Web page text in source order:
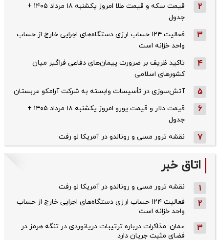
2
قیمت سکه و قیمت طلا امروز یکشنبه ۱۸ مرداد ۱۴۰۵ +
جدول
3
فعالیت ۱۲۴ حساب ارزی دستگاه‌های اجرایی خارج از حساب
واحد خزانه است
4
تاکید ظریف بر ضرورت پیمان‌های دفاعی فراگیر میان
کشورهای اسلامی
5 آتش‌سوزی در تأسیسات وابسته به شرکت آرامکو عربستان
6
قیمت دلار و قیمت یورو امروز یکشنبه ۱۸ مرداد ۱۴۰۵ +
جدول
7 نقشه ترور مسی و رونالدو در آمریکا لو رفت
اتاق خبر
1 نقشه ترور مسی و رونالدو در آمریکا لو رفت
2
فعالیت ۱۲۴ حساب ارزی دستگاه‌های اجرایی خارج از حساب
واحد خزانه است
3
عمان: مذاکرات درباره ترتیبات دریانوردی در تنگه هرمز در
فضای مثبت جریان دارد